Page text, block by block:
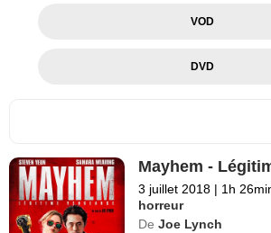
VOD
DVD
Mayhem -
3 juillet 2018 | 1h
horreur
De Joe Lynch